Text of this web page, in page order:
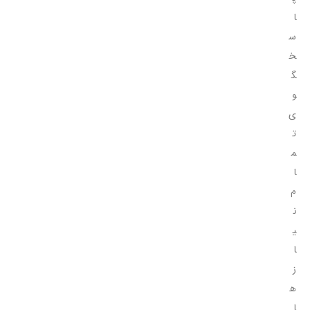
ا
س
خ
گ
و
ی
ت
م
ا
م
ن
ی
ا
ز
ه